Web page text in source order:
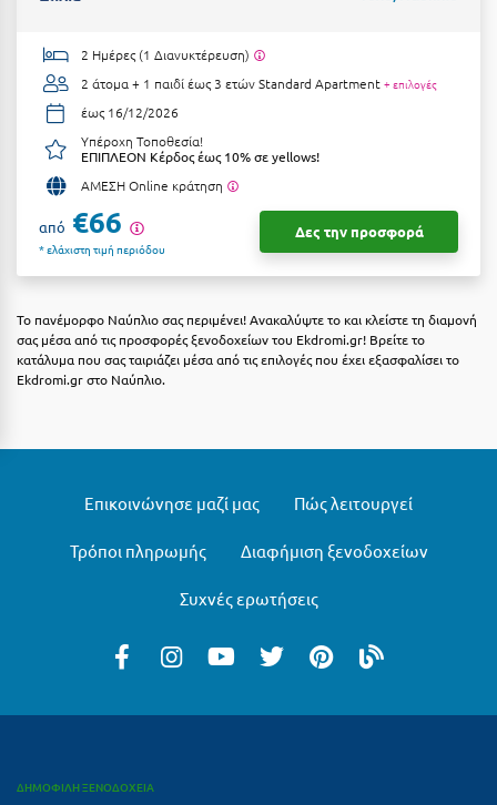
2 Ημέρες (1 Διανυκτέρευση)
2 άτομα + 1 παιδί έως 3 ετώνStandard Apartment + επιλογές
έως 16/12/2026
Υπέροχη Τοποθεσία!
ΕΠΙΠΛΕΟΝ Κέρδος έως 10% σε yellows!
ΑΜΕΣΗ Online κράτηση
από €66
* ελάχιστη τιμή περιόδου
Δες την προσφορά
Το πανέμορφο Ναύπλιο σας περιμένει! Ανακαλύψτε το και κλείστε τη διαμονή
σας μέσα από τις προσφορές ξενοδοχείων του Ekdromi.gr! Βρείτε το
κατάλυμα που σας ταιριάζει μέσα από τις επιλογές που έχει εξασφαλίσει το
Ekdromi.gr στο Ναύπλιο.
Επικοινώνησε μαζί μας Πώς λειτουργεί
Τρόποι πληρωμής Διαφήμιση ξενοδοχείων
Συχνές ερωτήσεις
ΔΗΜΟΦΙΛΗ ΞΕΝΟΔΟΧΕΙΑ